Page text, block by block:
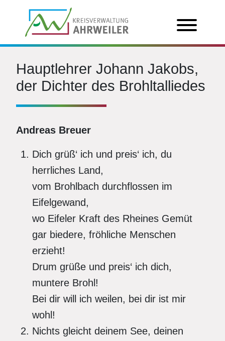
Hauptlehrer Johann Jakobs,
der Dichter des Brohltalliedes
Andreas Breuer
Dich grüß‘ ich und preis‘ ich, du
herrliches Land,
vom Brohlbach durchflossen im
Eifelgewand,
wo Eifeler Kraft des Rheines Gemüt
gar biedere, fröhliche Menschen
erzieht!
Drum grüße und preis‘ ich dich,
muntere Brohl!
Bei dir will ich weilen, bei dir ist mir
wohl!
Nichts gleicht deinem See, deinen